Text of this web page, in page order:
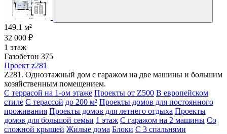
149.1 м²
32 000 ₽
1 этаж
Газобетон 375
Проект z281
Z281. Одноэтажный дом с гаражом на две машины и большим
хозяйственным помещением.
С террасой на 1-ом этаже Проекты от Z500 В европейском
стиле С терассой до 200 м² Проекты домов для постоянного
проживания Проекты домов для летнего отдыха Проекты
домов для большой семьи 1 этаж С гаражом на 2 машины Со
сложной крышей Жилые дома Блоки С 3 спальнями